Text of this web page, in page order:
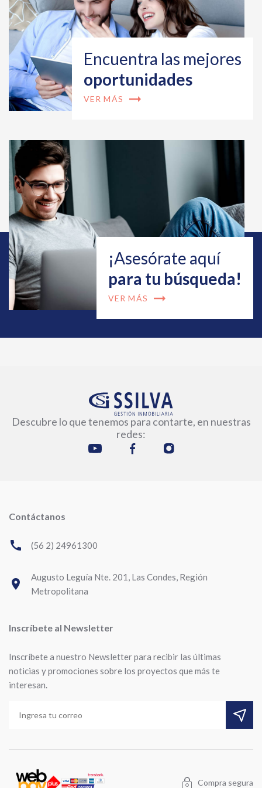
Encuentra las mejores
oportunidades
VER MÁS arrow_right_alt
¡Asesórate aquí
para tu búsqueda!
VER MÁS arrow_right_alt
Descubre lo que tenemos para contarte, en nuestras
redes:
Contáctanos
call (56 2) 24961300
room
Augusto Leguía Nte. 201, Las Condes, Región
Metropolitana
Inscríbete al Newsletter
Inscríbete a nuestro Newsletter para recibir las últimas
noticias y promociones sobre los proyectos que más te
interesan.
Compra segura